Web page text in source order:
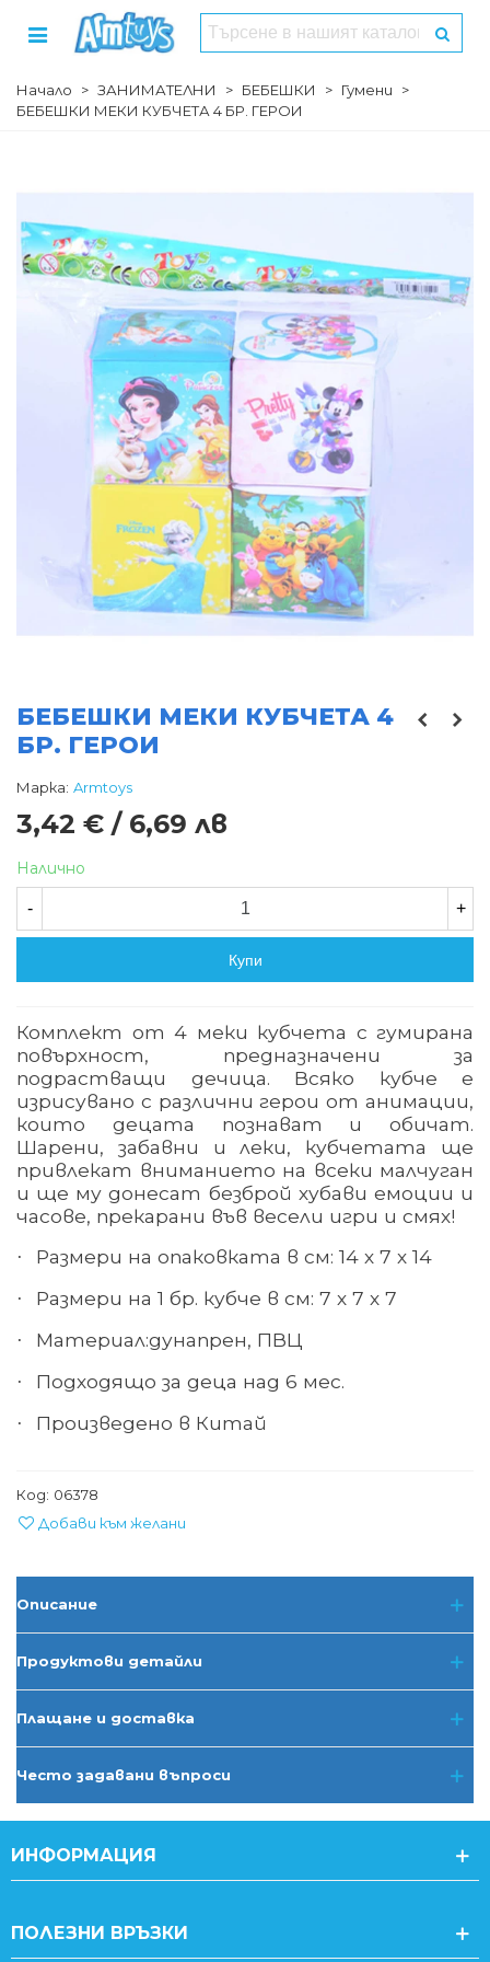
Начало > ЗАНИМАТЕЛНИ > БЕБЕШКИ > Гумени
>
БЕБЕШКИ МЕКИ КУБЧЕТА 4 БР. ГЕРОИ
БЕБЕШКИ МЕКИ КУБЧЕТА 4
БР. ГЕРОИ
Марка: Armtoys
3,42 € / 6,69 лв
Налично
- +
Купи
Комплект от 4 меки кубчета с гумирана
повърхност, предназначени за
подрастващи дечица. Всяко кубче е
изрисувано с различни герои от анимации,
които децата познават и обичат.
Шарени, забавни и леки, кубчетата ще
привлекат вниманието на всеки малчуган
и ще му донесат безброй хубави емоции и
часове, прекарани във весели игри и смях!
· Размери на опаковката в см: 14 х 7 х 14
· Размери на 1 бр. кубче в см: 7 х 7 х 7
· Материал:дунапрен, ПВЦ
· Подходящо за деца над 6 мес.
· Произведено в Китай
Код: 06378
Добави към желани
Описание
Продуктови детайли
Плащане и доставка
Често задавани въпроси
ИНФОРМАЦИЯ
ПОЛЕЗНИ ВРЪЗКИ